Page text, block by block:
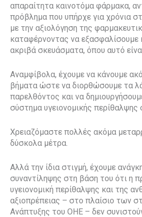
απαραίτητα καινοτόμα φάρμακα,
πρόβλημα που υπήρχε για χρόνια
με την αξιολόγηση της
καταφέρνοντας να εξασφαλίσουμε
ακριβά σκευάσματα, όπου αυτό
Αναμφίβολα, έχουμε να κάνουμε
βήματα ώστε να διορθώσουμε τα
παρελθόντος και να
σύστημα υγειονομικής περίθαλψης
Χρειαζόμαστε πολλές ακόμα
δύσκολα μέτρα.
Αλλά την ίδια στιγμή, έχουμε
συναντίληψης στη βάση του ότι η
υγειονομική περίθαλψης και της
αξιοπρέπειας – στο πλαίσιο των
Ανάπτυξης του ΟΗΕ – δεν